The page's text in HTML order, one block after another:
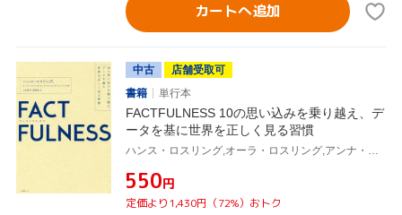
カートへ追加
中古
店舗受取可
書籍
単行本
FACTFULNESS 10の思い込みを乗り越え、デ
ータを基に世界を正しく見る習慣
ハンス・ロスリング,オーラ・ロスリング,アンナ・ロスリング・ロンランド,上杉周作,関美和
¥550円
定価より1,430円（72%）おトク